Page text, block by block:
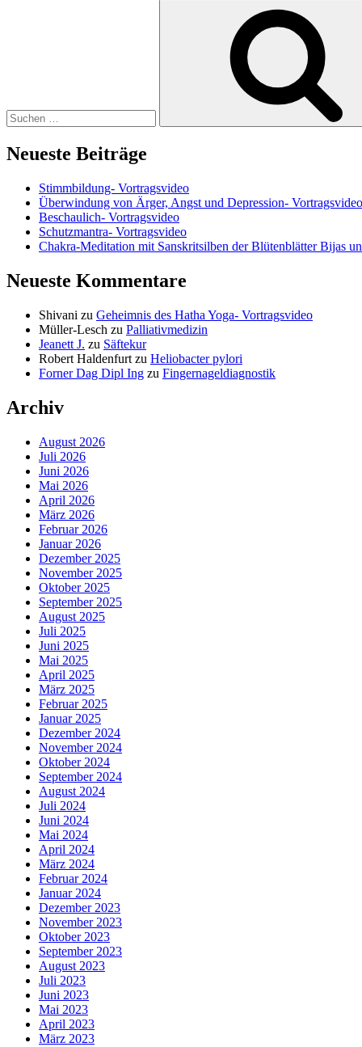
Neueste Beiträge
Stimmbildung- Vortragsvideo
Überwindung von Ärger, Angst und Depression- Vortragsvideo
Beschaulich- Vortragsvideo
Schutzmantra- Vortragsvideo
Chakra-Meditation mit Sanskritsilben der Blütenblätter Bijas
Neueste Kommentare
Shivani zu Geheimnis des Hatha Yoga- Vortragsvideo
Müller-Lesch zu Palliativmedizin
Jeanett J. zu Säftekur
Robert Haldenfurt zu Heliobacter pylori
Forner Dag Dipl Ing zu Fingernageldiagnostik
Archiv
August 2026
Juli 2026
Juni 2026
Mai 2026
April 2026
März 2026
Februar 2026
Januar 2026
Dezember 2025
November 2025
Oktober 2025
September 2025
August 2025
Juli 2025
Juni 2025
Mai 2025
April 2025
März 2025
Februar 2025
Januar 2025
Dezember 2024
November 2024
Oktober 2024
September 2024
August 2024
Juli 2024
Juni 2024
Mai 2024
April 2024
März 2024
Februar 2024
Januar 2024
Dezember 2023
November 2023
Oktober 2023
September 2023
August 2023
Juli 2023
Juni 2023
Mai 2023
April 2023
März 2023